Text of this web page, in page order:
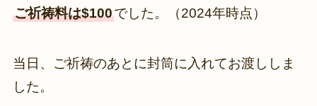
ご祈祷料は$100でした。（2024年時点）
当日、ご祈祷のあとに封筒に入れてお渡ししま
した。